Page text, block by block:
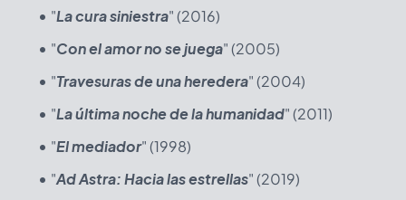
"La cura siniestra" (2016)
"Con el amor no se juega" (2005)
"Travesuras de una heredera" (2004)
"La última noche de la humanidad" (2011)
"El mediador" (1998)
"Ad Astra: Hacia las estrellas" (2019)